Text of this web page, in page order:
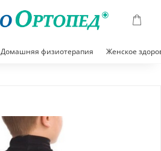
Домашняя физиотерапия Женское